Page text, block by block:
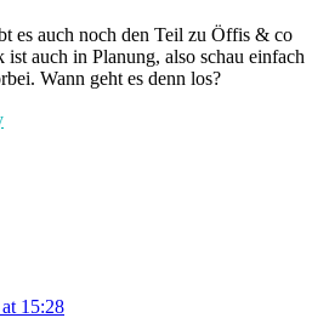
es auch noch den Teil zu Öffis & co
ist auch in Planung, also schau einfach
Wann geht es denn los?
15:28